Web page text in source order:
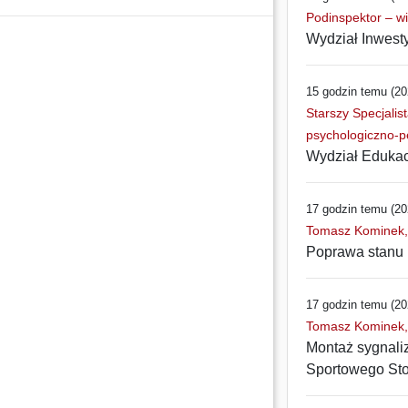
Podinspektor –
Wydział
15 godzin temu
Starszy
psychologiczno-
Wydział
17 godzin temu
Tomasz
Poprawa
17 godzin temu
Tomasz
Montaż
Sportowego